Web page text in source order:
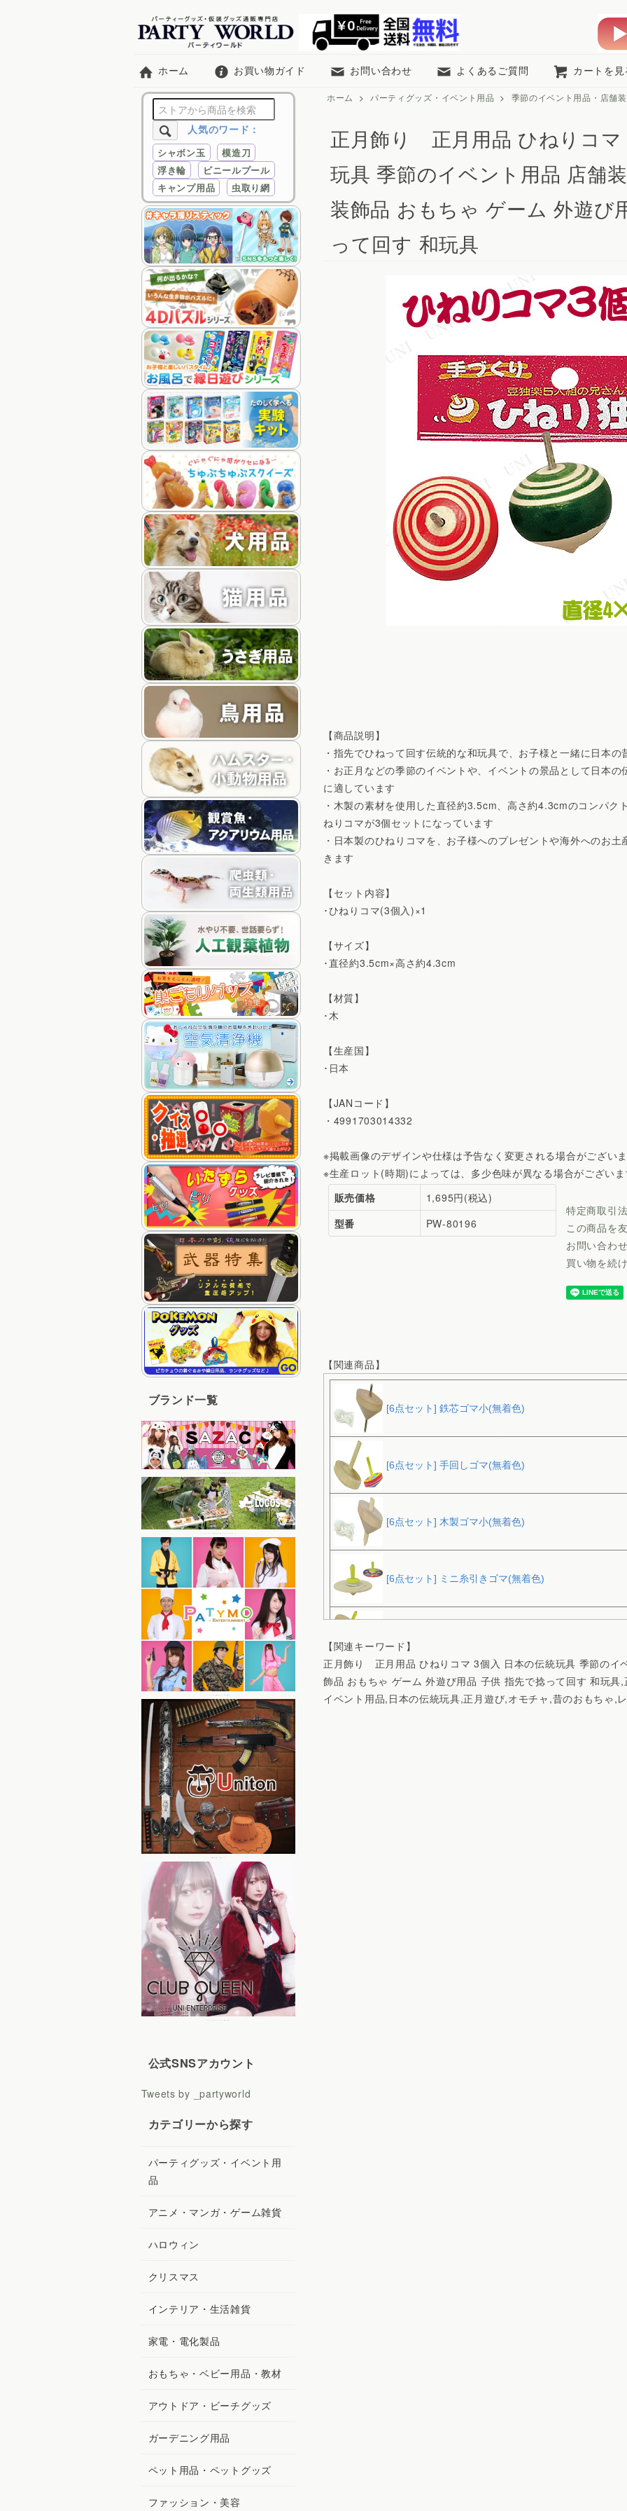
ホーム お買い物ガイド お問い合わせ よくあるご質問 カートを見
ホーム > パーティグッズ・イベント用品 > 季節のイベント用品・店舗
正月飾り 正月用品 ひねりコマ
玩具 季節のイベント用品 店舗
装飾品 おもちゃ ゲーム 外遊び
って回す 和玩具
【商品説明】
・指先でひねって回す伝統的な和玩具で、お子様と一緒に日本
・お正月などの季節のイベントや、イベントの景品として日本
に適しています
・木製の素材を使用した直径約3.5cm、高さ約4.3cmのコンパク
ねりコマが3個セットになっています
・日本製のひねりコマを、お子様へのプレゼントや海外へのお
きます
【セット内容】
･ひねりコマ(3個入)×1
【サイズ】
･直径約3.5cm×高さ約4.3cm
【材質】
･木
【生産国】
･日本
【JANコード】
・4991703014332
※掲載画像のデザインや仕様は予告なく変更される場合がござい
※生産ロット(時期)によっては、多少色味が異なる場合がござい
販売価格
1,695円(税込)
型番
PW-80196
特定商取引
この商品を
お問い合わ
買い物を続
【関連商品】
【関連キーワード】
正月飾り 正月用品 ひねりコマ 3個入 日本の伝統玩具 季節のイ
飾品 おもちゃ ゲーム 外遊び用品 子供 指先で捻って回す 和玩
イベント用品,日本の伝統玩具,正月遊び,オモチャ,昔のおもちゃ,
人気のワード：
シャボン玉
模造刀
浮き輪
ビニールプール
キャンプ用品
虫取り網
ブランド一覧
公式SNSアカウント
Tweets by _partyworld
カテゴリーから探す
パーティグッズ・イベント用
品
アニメ・マンガ・ゲーム雑貨
ハロウィン
クリスマス
インテリア・生活雑貨
家電・電化製品
おもちゃ・ベビー用品・教材
アウトドア・ビーチグッズ
ガーデニング用品
ペット用品・ペットグッズ
ファッション・美容